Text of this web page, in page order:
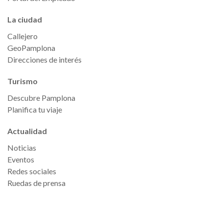
La ciudad
Callejero
GeoPamplona
Direcciones de interés
Turismo
Descubre Pamplona
Planifica tu viaje
Actualidad
Noticias
Eventos
Redes sociales
Ruedas de prensa